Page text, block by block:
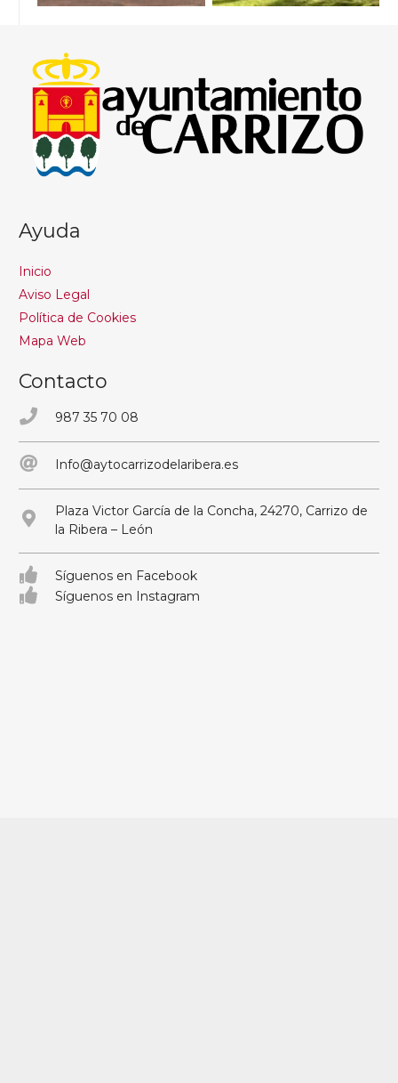
Ayuda
Inicio
Aviso Legal
Política de Cookies
Mapa Web
Contacto
987 35 70 08
Info@aytocarrizodelaribera.es
Plaza Victor García de la Concha, 24270, Carrizo de
la Ribera – León
Síguenos en Facebook
Síguenos en Instagram